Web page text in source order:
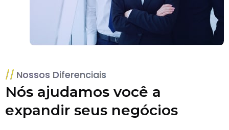
Nossos Diferenciais
Nós ajudamos você a
expandir seus negócios